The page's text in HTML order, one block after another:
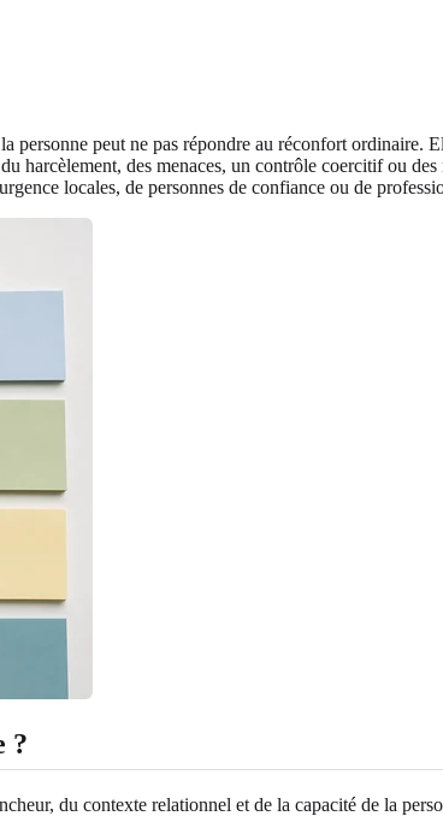
personne peut ne pas répondre au réconfort
harcèlement, des menaces, un contrôle coercitif ou
locales, de personnes de confiance ou de
?
du contexte relationnel et de la capacité de la